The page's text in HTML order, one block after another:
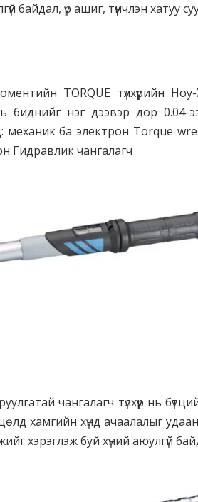
үр ашиг, түүнчлэн хатуу
TORQUE түлхүүрийн
биднийг нэг дээвэр дор 0.04-
механик ба электрон Torque
Гидравлик чангалагч
чангалагч түлхүүр нь
хамгийн хүнд ачаалалыг
хэрэглэж буй хүний аюулгүй